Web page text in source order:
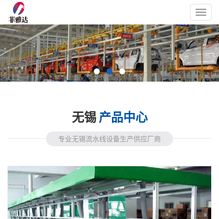
无锡 产品中心
专业无锡流水线设备生产供应厂商